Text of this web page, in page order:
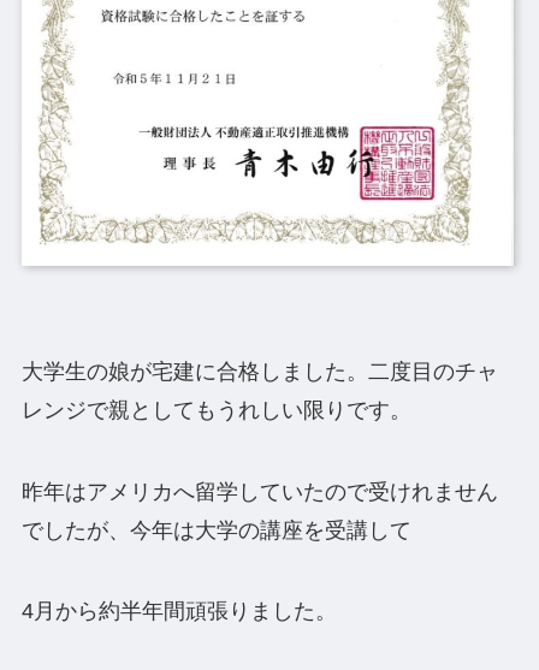
大学生の娘が宅建に合格しました。二度目のチャ
レンジで親としてもうれしい限りです。
昨年はアメリカへ留学していたので受けれません
でしたが、今年は大学の講座を受講して
4月から約半年間頑張りました。